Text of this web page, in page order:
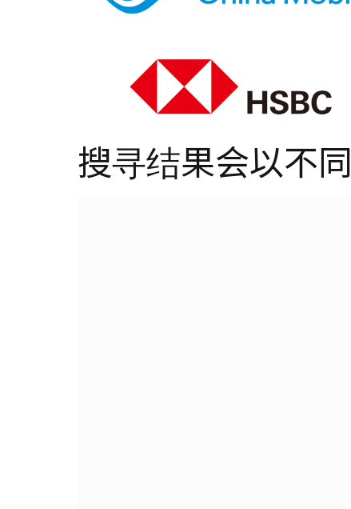
搜寻结果会以不同